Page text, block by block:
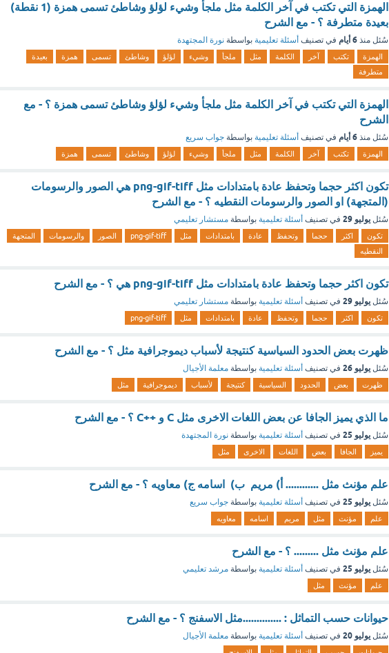
الهمزة التي تكتب في آخر الكلمة مثل ملجأ وشيء لؤلؤ وشاطئ تسمى همزة (1 نقطة)
بعيدة متطرفة ؟ - مع الشرح
سُئل منذ 6 أيام في تصنيف أسئلة تعليمية بواسطة نورة المجتهدة
الهمزة تكتب آخر الكلمة مثل ملجأ وشيء لؤلؤ وشاطئ تسمى همزة
بعيدة
متطرفة
الهمزة التي تكتب في آخر الكلمة مثل ملجأ وشيء لؤلؤ وشاطئ تسمى همزة ؟ - مع
الشرح
سُئل منذ 6 أيام في تصنيف أسئلة تعليمية بواسطة جواب سريع
الهمزة تكتب آخر الكلمة مثل ملجأ وشيء لؤلؤ وشاطئ تسمى همزة
تكون اكثر حجما وتحفظ عادة بامتدادات مثل png-gif-tiff هي الصور والرسومات
(المتجهة) او الصور والرسومات النقطيه ؟ - مع الشرح
سُئل يوليو 29 في تصنيف أسئلة تعليمية بواسطة مستشار تعليمي
تكون اكثر حجما وتحفظ عادة بامتدادات مثل png-gif-tiff الصور والرسومات
المتجهة
النقطيه
تكون اكثر حجما وتحفظ عادة بامتدادات مثل png-gif-tiff هي ؟ - مع الشرح
سُئل يوليو 29 في تصنيف أسئلة تعليمية بواسطة مستشار تعليمي
تكون اكثر حجما وتحفظ عادة بامتدادات مثل png-gif-tiff
ظهرت بعض الحدود السياسية كنتيجة لأسباب ديموجرافية مثل ؟ - مع الشرح
سُئل يوليو 26 في تصنيف أسئلة تعليمية بواسطة معلمة الأجيال
ظهرت بعض الحدود السياسية كنتيجة لأسباب ديموجرافية مثل
ما الذي يميز الجافا عن بعض اللغات الاخرى مثل C و ++C ؟ - مع الشرح
سُئل يوليو 25 في تصنيف أسئلة تعليمية بواسطة نورة المجتهدة
يميز الجافا بعض اللغات الاخرى مثل
علم مؤنث مثل ............ أ) مريم ب) اسامه ج) معاويه ؟ - مع الشرح
سُئل يوليو 25 في تصنيف أسئلة تعليمية بواسطة جواب سريع
علم مؤنث مثل مريم اسامه معاويه
علم مؤنث مثل ......... ؟ - مع الشرح
سُئل يوليو 25 في تصنيف أسئلة تعليمية بواسطة مرشد تعليمي
علم مؤنث مثل
حيوانات حسب التماثل : ..............مثل الاسفنج ؟ - مع الشرح
سُئل يوليو 20 في تصنيف أسئلة تعليمية بواسطة معلمة الأجيال